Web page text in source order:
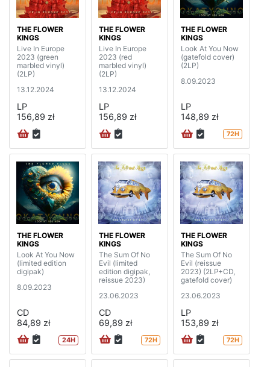
THE FLOWER
KINGS
Live In Europe
2023 (green
marbled vinyl)
(2LP)
13.12.2024
LP
156,89 zł
THE FLOWER
KINGS
Live In Europe
2023 (red
marbled vinyl)
(2LP)
13.12.2024
LP
156,89 zł
THE FLOWER
KINGS
Look At You Now
(gatefold cover)
(2LP)
8.09.2023
LP
148,89 zł
72H
THE FLOWER
KINGS
Look At You Now
(limited edition
digipak)
8.09.2023
CD
84,89 zł
24H
THE FLOWER
KINGS
The Sum Of No
Evil (limited
edition digipak,
reissue 2023)
23.06.2023
CD
69,89 zł
72H
THE FLOWER
KINGS
The Sum Of No
Evil (reissue
2023) (2LP+CD,
gatefold cover)
23.06.2023
LP
153,89 zł
72H